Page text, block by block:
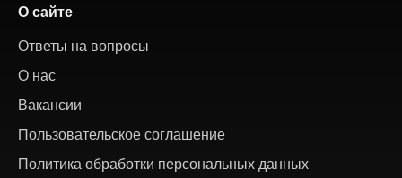
О сайте
Ответы на вопросы
О нас
Вакансии
Пользовательское соглашение
Политика обработки персональных данных